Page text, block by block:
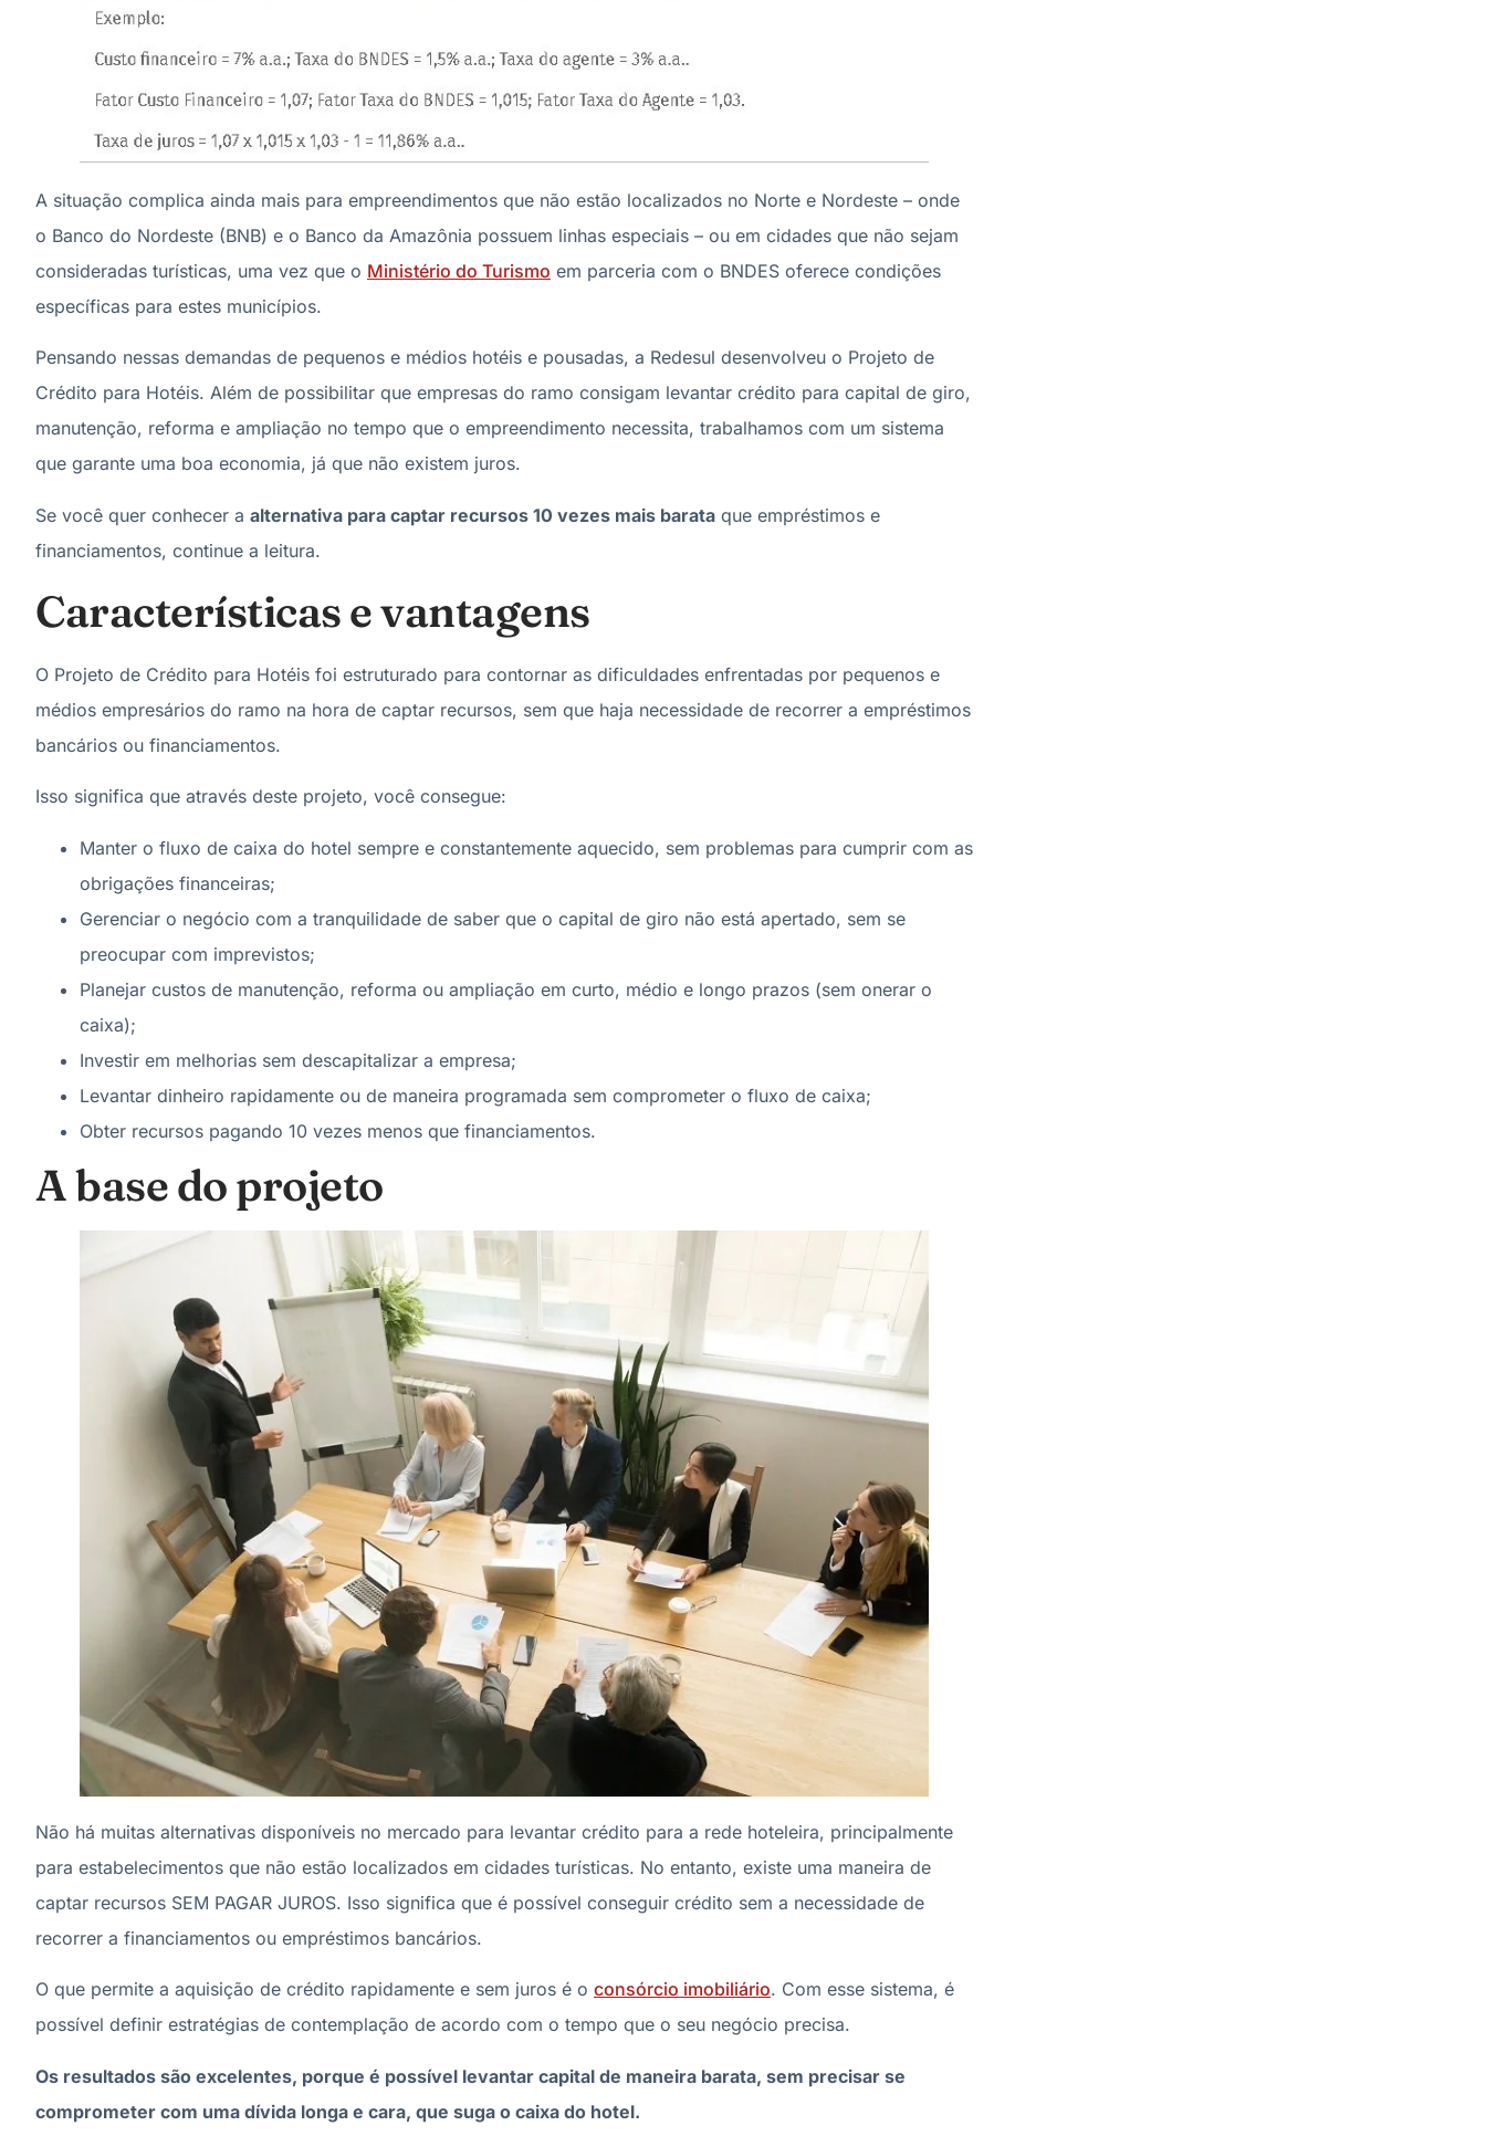
A situação complica ainda mais para empreendimentos que não estão localizados no Norte e Nordeste – onde
o Banco do Nordeste (BNB) e o Banco da Amazônia possuem linhas especiais – ou em cidades que não sejam
consideradas turísticas, uma vez que o Ministério do Turismo em parceria com o BNDES oferece condições
específicas para estes municípios.
Pensando nessas demandas de pequenos e médios hotéis e pousadas, a Redesul desenvolveu o Projeto de
Crédito para Hotéis. Além de possibilitar que empresas do ramo consigam levantar crédito para capital de giro,
manutenção, reforma e ampliação no tempo que o empreendimento necessita, trabalhamos com um sistema
que garante uma boa economia, já que não existem juros.
Se você quer conhecer a alternativa para captar recursos 10 vezes mais barata que empréstimos e
financiamentos, continue a leitura.
Características e vantagens
O Projeto de Crédito para Hotéis foi estruturado para contornar as dificuldades enfrentadas por pequenos e
médios empresários do ramo na hora de captar recursos, sem que haja necessidade de recorrer a empréstimos
bancários ou financiamentos.
Isso significa que através deste projeto, você consegue:
Manter o fluxo de caixa do hotel sempre e constantemente aquecido, sem problemas para cumprir com as
obrigações financeiras;
Gerenciar o negócio com a tranquilidade de saber que o capital de giro não está apertado, sem se
preocupar com imprevistos;
Planejar custos de manutenção, reforma ou ampliação em curto, médio e longo prazos (sem onerar o
caixa);
Investir em melhorias sem descapitalizar a empresa;
Levantar dinheiro rapidamente ou de maneira programada sem comprometer o fluxo de caixa;
Obter recursos pagando 10 vezes menos que financiamentos.
A base do projeto
Não há muitas alternativas disponíveis no mercado para levantar crédito para a rede hoteleira, principalmente
para estabelecimentos que não estão localizados em cidades turísticas. No entanto, existe uma maneira de
captar recursos SEM PAGAR JUROS. Isso significa que é possível conseguir crédito sem a necessidade de
recorrer a financiamentos ou empréstimos bancários.
O que permite a aquisição de crédito rapidamente e sem juros é o consórcio imobiliário. Com esse sistema, é
possível definir estratégias de contemplação de acordo com o tempo que o seu negócio precisa.
Os resultados são excelentes, porque é possível levantar capital de maneira barata, sem precisar se
comprometer com uma dívida longa e cara, que suga o caixa do hotel.